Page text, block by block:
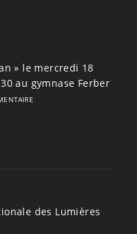
» le mercredi 18
au gymnase Ferber
des Lumières